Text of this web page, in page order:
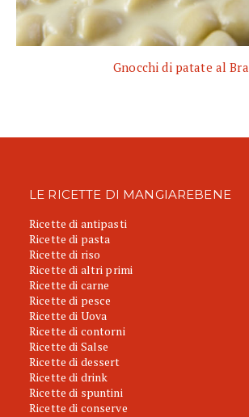
Gnocchi di patate al Bra
LE RICETTE DI MANGIAREBENE
Ricette di antipasti
Ricette di pasta
Ricette di riso
Ricette di altri primi
Ricette di carne
Ricette di pesce
Ricette di Uova
Ricette di contorni
Ricette di Salse
Ricette di dessert
Ricette di drink
Ricette di spuntini
Ricette di conserve